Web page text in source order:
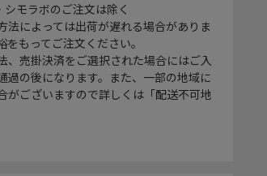
モラボのご注文は除く
法によっては出荷が遅れる場合がありま
もってご注文ください。
、売掛決済をご選択された場合にはご入
過の後になります。また、一部の地域に
がございますので詳しくは「配送不可地